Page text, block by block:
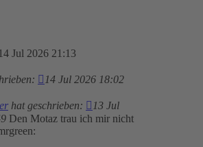
14 Jul 2026 21:13
14 Jul 2026 18:02
hat geschrieben:
13 Jul
Den Motaz trau ich mir nicht